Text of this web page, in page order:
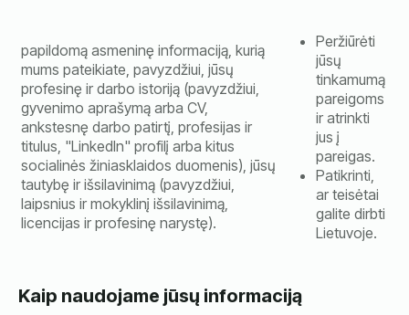
papildomą asmeninę informaciją, kurią
mums pateikiate, pavyzdžiui, jūsų
profesinę ir darbo istoriją (pavyzdžiui,
gyvenimo aprašymą arba CV,
ankstesnę darbo patirtį, profesijas ir
titulus, "LinkedIn" profilį arba kitus
socialinės žiniasklaidos duomenis), jūsų
tautybę ir išsilavinimą (pavyzdžiui,
laipsnius ir mokyklinį išsilavinimą,
licencijas ir profesinę narystę).
Peržiūrėti
jūsų
tinkamumą
pareigoms
ir atrinkti
jus į
pareigas.
Patikrinti,
ar teisėtai
galite dirbti
Lietuvoje.
Kaip naudojame jūsų informaciją